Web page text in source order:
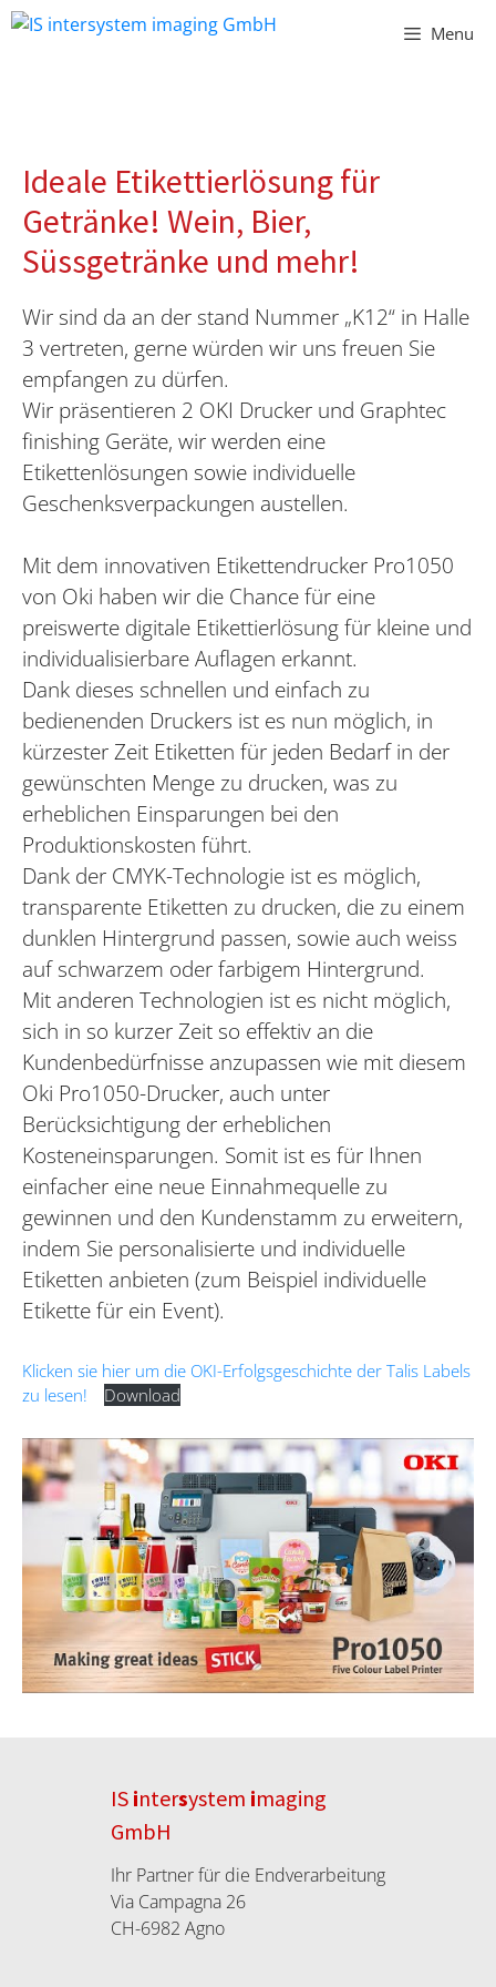
Vai
Menu
Ideale Etikettierlösung für
Getränke! Wein, Bier,
Süssgetränke und mehr!
Wir sind da an der stand Nummer „K12“ in Halle
3 vertreten, gerne würden wir uns freuen Sie
empfangen zu dürfen.
Wir präsentieren 2 OKI Drucker und Graphtec
finishing Geräte, wir werden eine
Etikettenlösungen sowie individuelle
Geschenksverpackungen austellen.
Mit dem innovativen Etikettendrucker Pro1050
von Oki haben wir die Chance für eine
preiswerte digitale Etikettierlösung für kleine und
individualisierbare Auflagen erkannt.
Dank dieses schnellen und einfach zu
bedienenden Druckers ist es nun möglich, in
kürzester Zeit Etiketten für jeden Bedarf in der
gewünschten Menge zu drucken, was zu
erheblichen Einsparungen bei den
Produktionskosten führt.
Dank der CMYK-Technologie ist es möglich,
transparente Etiketten zu drucken, die zu einem
dunklen Hintergrund passen, sowie auch weiss
auf schwarzem oder farbigem Hintergrund.
Mit anderen Technologien ist es nicht möglich,
sich in so kurzer Zeit so effektiv an die
Kundenbedürfnisse anzupassen wie mit diesem
Oki Pro1050-Drucker, auch unter
Berücksichtigung der erheblichen
Kosteneinsparungen. Somit ist es für Ihnen
einfacher eine neue Einnahmequelle zu
gewinnen und den Kundenstamm zu erweitern,
indem Sie personalisierte und individuelle
Etiketten anbieten (zum Beispiel individuelle
Etikette für ein Event).
Klicken sie hier um die OKI-Erfolgsgeschichte der Talis Labels
zu lesen!
Download
IS intersystem imaging
GmbH
Ihr Partner für die Endverarbeitung
Via Campagna 26
CH-6982 Agno